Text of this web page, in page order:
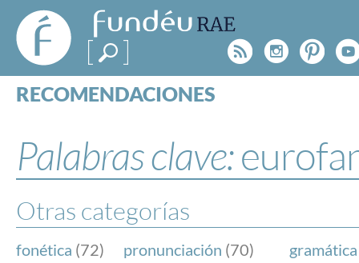
FundéuRAE
- Fundación
del Español
Urgente
Rss
RECOMENDACIONES
ESPECIALES
BLOG
NOTICIAS
SOBRE LA FUNDÉURAE
Palabras clave:
Otras categorías
fonética (72) pronunciación (70) gramática